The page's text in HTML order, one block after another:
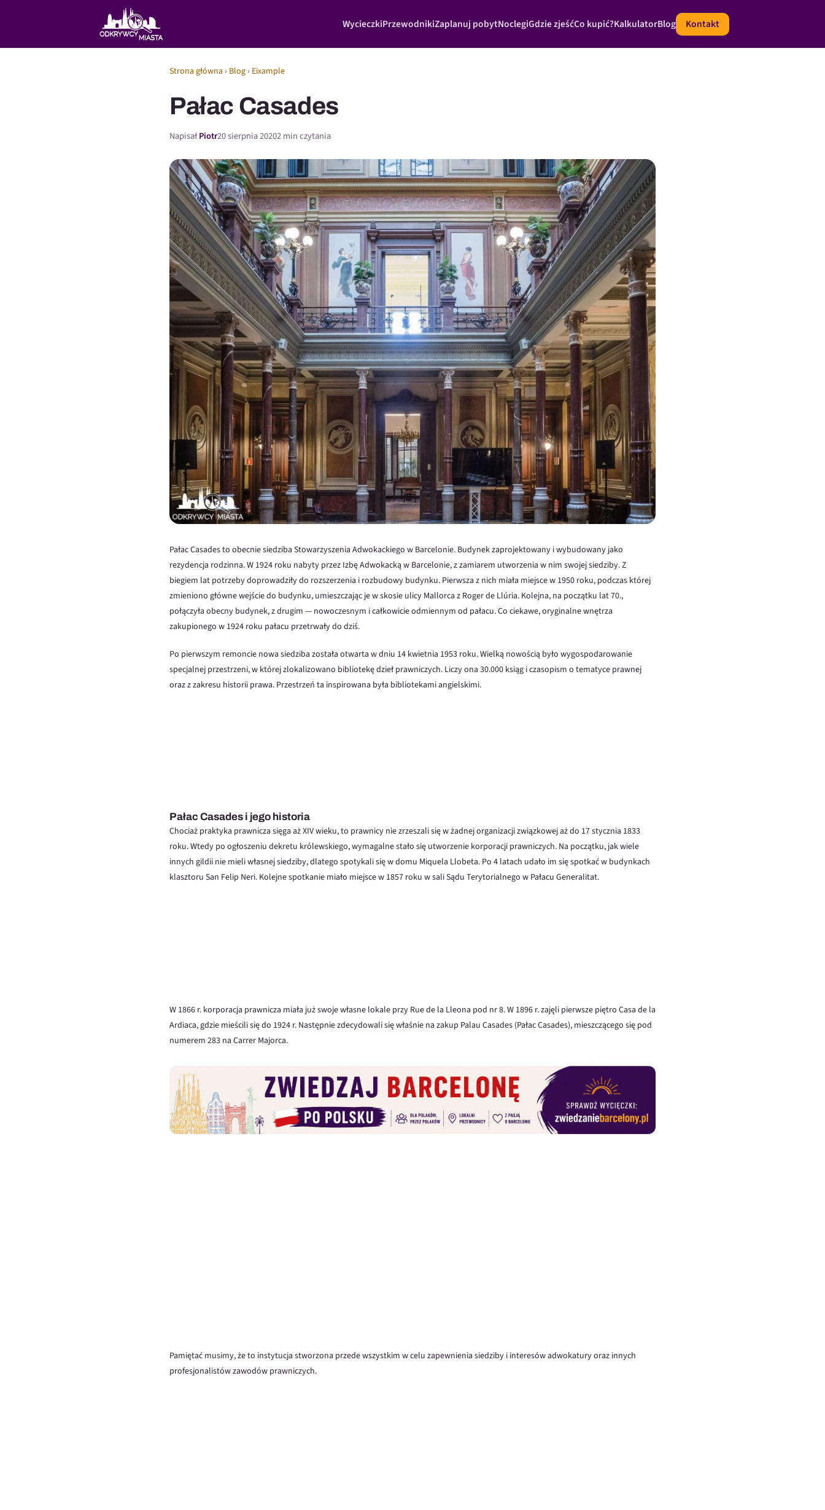
WycieczkiPrzewodnikiZaplanuj pobytNoclegiGdzie zjeśćCo kupić?KalkulatorBlog Kontakt
Strona główna › Blog › Eixample
Pałac Casades
NapisałPiotr20 sierpnia 20202 min czytania
Pałac Casades to obecnie siedziba Stowarzyszenia Adwokackiego w Barcelonie. Budynek zaprojektowany i wybudowany jako
rezydencja rodzinna. W 1924 roku nabyty przez Izbę Adwokacką w Barcelonie, z zamiarem utworzenia w nim swojej siedziby. Z
biegiem lat potrzeby doprowadziły do ​​rozszerzenia i rozbudowy budynku. Pierwsza z nich miała miejsce w 1950 roku, podczas której
zmieniono główne wejście do budynku, umieszczając je w skosie ulicy Mallorca z Roger de Llúria. Kolejna, na początku lat 70.,
połączyła obecny budynek, z drugim — nowoczesnym i całkowicie odmiennym od pałacu. Co ciekawe, oryginalne wnętrza
zakupionego w 1924 roku pałacu przetrwały do dziś.
Po pierwszym remoncie nowa siedziba została otwarta w dniu 14 kwietnia 1953 roku. Wielką nowością było wygospodarowanie
specjalnej przestrzeni, w której zlokalizowano bibliotekę dzieł prawniczych. Liczy ona 30.000 ksiąg i czasopism o tematyce prawnej
oraz z zakresu historii prawa. Przestrzeń ta inspirowana była bibliotekami angielskimi.
Pałac Casades i jego historia
Chociaż praktyka prawnicza sięga aż XIV wieku, to prawnicy nie zrzeszali się w żadnej organizacji związkowej aż do 17 stycznia 1833
roku. Wtedy po ogłoszeniu dekretu królewskiego, wymagalne stało się utworzenie korporacji prawniczych. Na początku, jak wiele
innych gildii nie mieli własnej siedziby, dlatego spotykali się w domu Miquela Llobeta. Po 4 latach udało im się spotkać w budynkach
klasztoru San Felip Neri. Kolejne spotkanie miało miejsce w 1857 roku w sali Sądu Terytorialnego w Pałacu Generalitat.
W 1866 r. korporacja prawnicza miała już swoje własne lokale przy Rue de la Lleona pod nr 8. W 1896 r. zajęli pierwsze piętro Casa de la
Ardiaca, gdzie mieścili się do 1924 r. Następnie zdecydowali się właśnie na zakup Palau Casades (Pałac Casades), mieszczącego się pod
numerem 283 na Carrer Majorca.
Pamiętać musimy, że to instytucja stworzona przede wszystkim w celu zapewnienia siedziby i interesów adwokatury oraz innych
profesjonalistów zawodów prawniczych.